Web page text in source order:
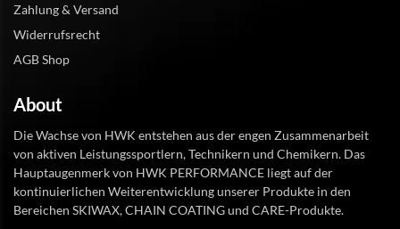
Zahlung & Versand
Widerrufsrecht
AGB Shop
About
Die Wachse von HWK entstehen aus der engen Zusammenarbeit
von aktiven Leistungssportlern, Technikern und Chemikern. Das
Hauptaugenmerk von HWK PERFORMANCE liegt auf der
kontinuierlichen Weiterentwicklung unserer Produkte in den
Bereichen SKIWAX, CHAIN COATING und CARE-Produkte.